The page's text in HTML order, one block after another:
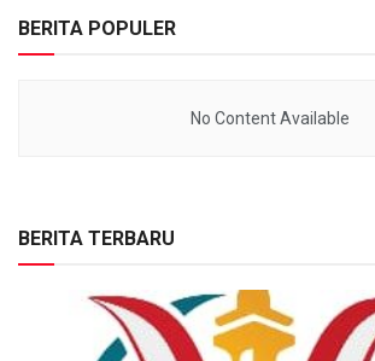
BERITA POPULER
No Content Available
BERITA TERBARU